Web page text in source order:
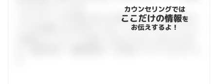
ハタラクティブが企業とあなたの間に立って、あなたに向い
ている仕事探しをお手伝いします。キャリアアドバイザーと
カウンセリングでは
ここだけの情報を
お伝えするよ！